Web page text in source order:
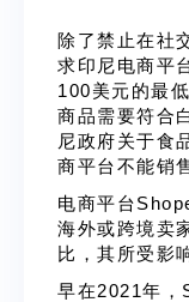
除了禁止在社
求印尼电商平
100美元的最
商品需要符合
尼政府关于食
商平台不能销
电商平台
海外或跨境卖
比，其所受影
早在2021年，